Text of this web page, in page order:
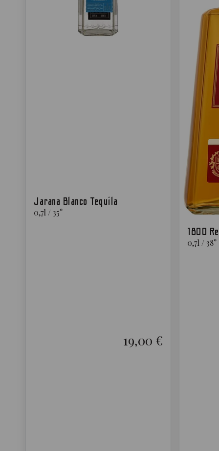
Jarana Blanco Tequila
0,7l /35°
19,00 €
1800
0,7l /38°